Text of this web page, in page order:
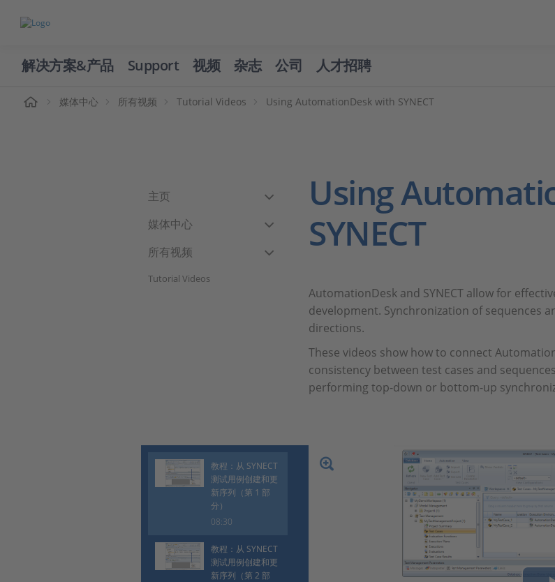
解决方案&产品 Support 视频 杂志 公司 人才招聘
媒体中心 所有视频 Tutorial Videos Using AutomationDesk with SYNECT
主页
媒体中心
所有视频
Tutorial Videos
Using
SYNECT
AutomationDesk and SYNECT allow for
development. Synchronization of sequences
directions.
These videos show how to connect
consistency between test cases and
performing top-down or bottom-up
教程：从 SYNECT
测试用例创建和更
新序列（第 1 部
分）
08:30
教程：从 SYNECT
测试用例创建和更
新序列（第 2 部